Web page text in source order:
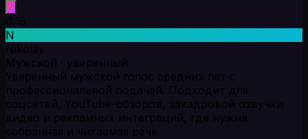
0:15
N
Nikolay
Мужской · уверенный
Уверенный мужской голос средних лет с
профессиональной подачей. Подходит для
соцсетей, YouTube-обзоров, закадровой озвучки
видео и рекламных интеграций, где нужна
собранная и читаемая речь.